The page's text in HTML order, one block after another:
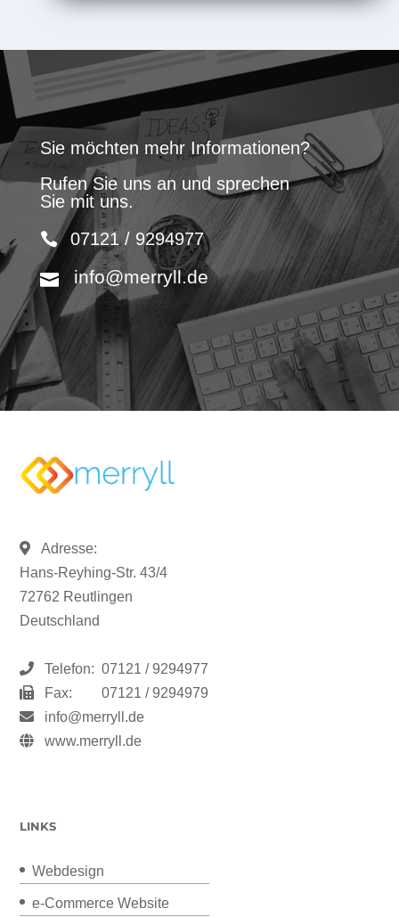
Sie möchten mehr Informationen?
Rufen Sie uns an und sprechen
Sie mit uns.
07121 / 9294977
info@merryll.de
Adresse:
Hans-Reyhing-Str. 43/4
72762 Reutlingen
Deutschland
Telefon: 07121 / 9294977
Fax:
07121 / 9294979
info@merryll.de
www.merryll.de
LINKS
Webdesign
e-Commerce Website